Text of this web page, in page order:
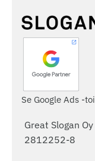
Se Google Ads -
Great Slogan Oy
2812252-8